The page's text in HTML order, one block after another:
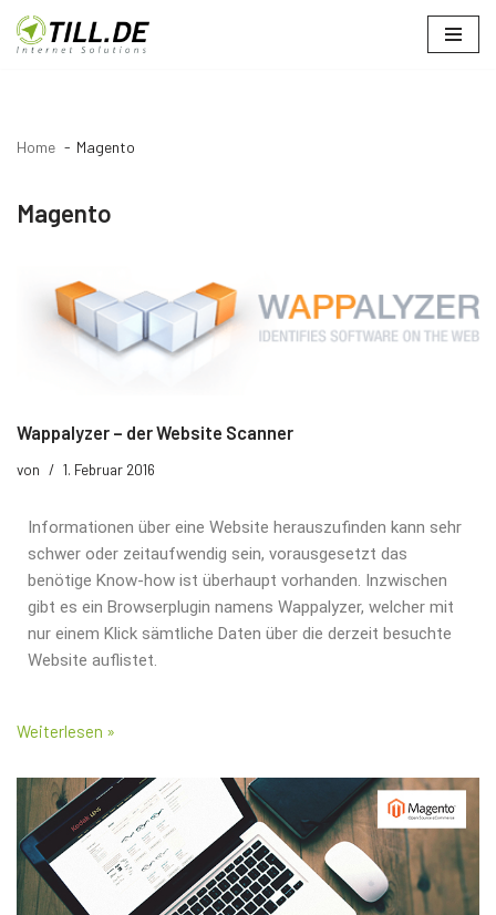
Zum
Home Magento
Magento
Wappalyzer – der Website Scanner
von 1. Februar 2016
Informationen über eine Website herauszufinden kann sehr
schwer oder zeitaufwendig sein, vorausgesetzt das
benötige Know-how ist überhaupt vorhanden. Inzwischen
gibt es ein Browserplugin namens Wappalyzer, welcher mit
nur einem Klick sämtliche Daten über die derzeit besuchte
Website auflistet.
Weiterlesen »